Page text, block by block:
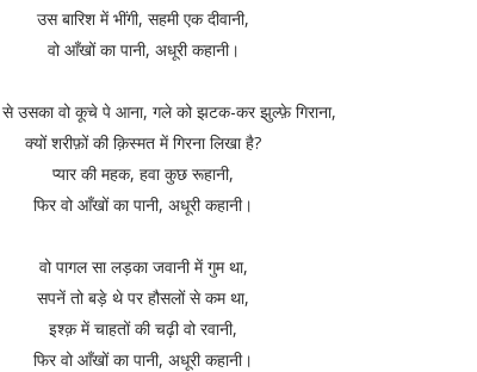
उस बारिश में भींगी, सहमी एक दीवानी,
वो आँखों का पानी, अधूरी कहानी।
उसका वो कूचे पे आना, गले को झटक-कर झुल्फ़े गिराना,
क्यों शरीफ़ों की क़िस्मत में गिरना लिखा है?
प्यार की महक, हवा कुछ रूहानी,
फिर वो आँखों का पानी, अधूरी कहानी।
वो पागल सा लड़का जवानी में गुम था,
सपनें तो बड़े थे पर हौसलों से कम था,
इश्क़ में चाहतों की चढ़ी वो रवानी,
फिर वो आँखों का पानी, अधूरी कहानी।